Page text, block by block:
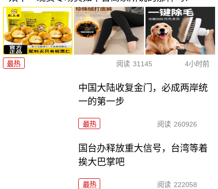
最热 阅读 31145 4小时前
中国大陆收复金门，必成两岸统
一的第一步
最热 阅读 260926
国台办释放重大信号，台湾等着
挨大巴掌吧
最热 阅读 222058